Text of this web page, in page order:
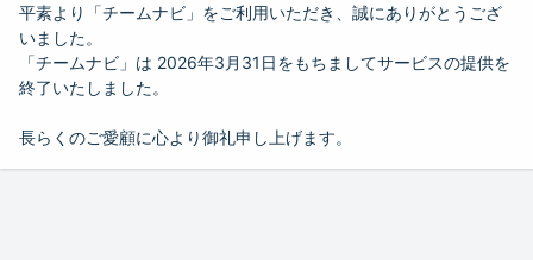
平素より「チームナビ」をご利用いただき、誠にありがとうござ
いました。
「チームナビ」は 2026年3月31日をもちましてサービスの提供を
終了いたしました。
長らくのご愛顧に心より御礼申し上げます。